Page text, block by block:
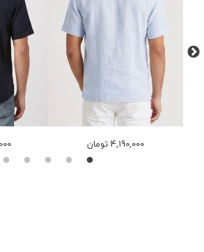
4,190,000 تومان